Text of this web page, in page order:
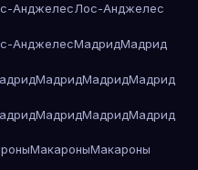
АнджелесЛос-Анджелес
АнджелесМадридМадрид
МадридМадридМадрид
МадридМадридМадрид
МакароныМакароны